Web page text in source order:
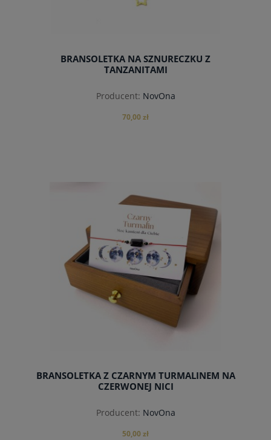
BRANSOLETKA NA SZNURECZKU Z
TANZANITAMI
Producent: NovOna
70,00 zł
BRANSOLETKA Z CZARNYM TURMALINEM NA
CZERWONEJ NICI
Producent: NovOna
50,00 zł